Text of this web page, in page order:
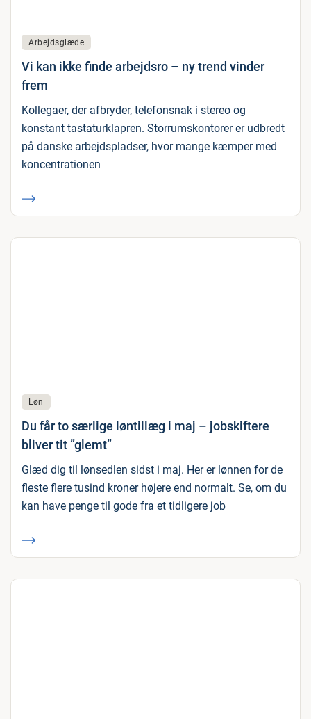
Arbejdsglæde
Vi kan ikke finde arbejdsro – ny trend vinder
frem
Kollegaer, der afbryder, telefonsnak i stereo og
konstant tastaturklapren. Storrumskontorer er udbredt
på danske arbejdspladser, hvor mange kæmper med
koncentrationen
Løn
Du får to særlige løntillæg i maj – jobskiftere
bliver tit ”glemt”
Glæd dig til lønsedlen sidst i maj. Her er lønnen for de
fleste flere tusind kroner højere end normalt. Se, om du
kan have penge til gode fra et tidligere job